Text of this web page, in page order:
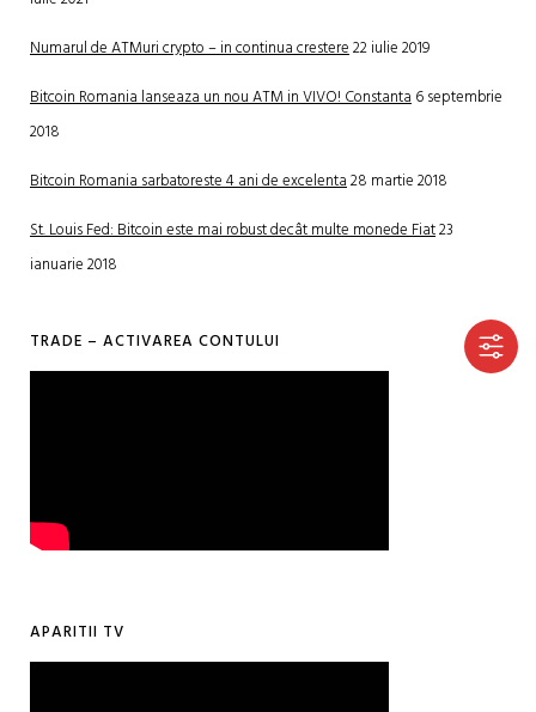
Numarul de ATMuri crypto – in continua crestere22 iulie 2019
Bitcoin Romania lanseaza un nou ATM in VIVO! Constanta6 septembrie
2018
Bitcoin Romania sarbatoreste 4 ani de excelenta28 martie 2018
St. Louis Fed: Bitcoin este mai robust decât multe monede Fiat23
ianuarie 2018
TRADE – ACTIVAREA CONTULUI
APARITII TV